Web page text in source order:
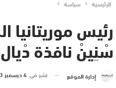
الرئيسية سياسة
سْنِينْ نافذة
إدارة الموقع نشر في 4 ديسمبر 2023 الساعة 8 و 13 دقيقة